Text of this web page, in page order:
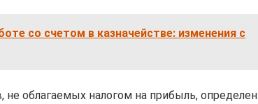
со счетом в казначействе: изменения с
облагаемых налогом на прибыль, определен